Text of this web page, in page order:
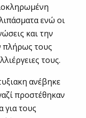
ενώ οι
και την
πλήρως τους
τους.
ανέβηκε
προστέθηκαν
για τους